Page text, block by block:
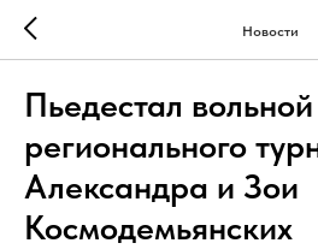
Новости
Пьедестал
регионального
Александра и Зои
Космодемьянских